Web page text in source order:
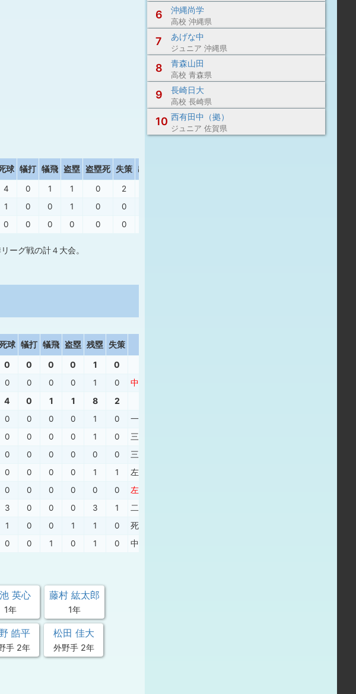
球 犠打 犠飛 盗塁 盗塁死 失策 出塁率
4 0 1 1 0 2
1 0 0 1 0 0
0 0 0 0 0 0
ーグ戦の計４大会。
球 犠打 犠飛 盗塁 残塁 失策
0 0 0 0 1 0
0 0 0 0 1 0 中安
4 0 1 1 8 2
0 0 0 0 1 0 一併
0 0 0 0 1 0 三振
0 0 0 0 0 0 三振
0 0 0 0 1 1 左飛
0 0 0 0 0 0 左安
3 0 0 0 3 1 二ゴ
1 0 0 1 1 0 死球
0 0 1 0 1 0 中犠
英心
1年
藤村 紘太郎
1年
皓平
手 2年
松田 佳大
外野手 2年
6 沖縄尚学
高校 沖縄県
7 あげな中
ジュニア 沖縄県
8 青森山田
高校 青森県
9 長崎日大
高校 長崎県
10 西有田中（拠）
ジュニア 佐賀県